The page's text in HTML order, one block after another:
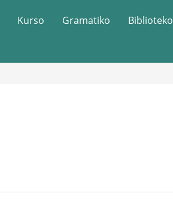
Kurso Gramatiko Biblioteko